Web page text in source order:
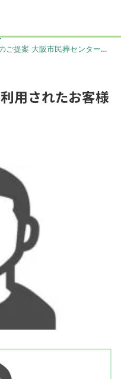
ご提案 大阪市民葬センター
用されたお客様